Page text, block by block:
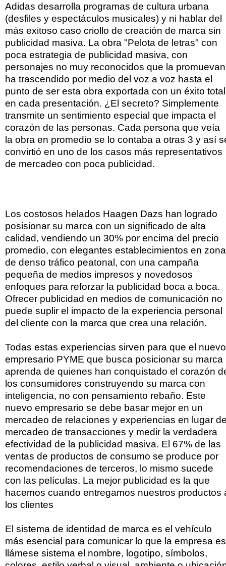
Adidas desarrolla programas de cultura urbana
(desfiles y espectáculos musicales) y ni hablar del
más exitoso caso criollo de creación de marca sin
publicidad masiva. La obra "Pelota de letras" con
poca estrategia de publicidad masiva, con
personajes no muy reconocidos que la promuevan
ha trascendido por medio del voz a voz hasta el
punto de ser esta obra exportada con un éxito total
en cada presentación. ¿El secreto? Simplemente
transmite un sentimiento especial que impacta el
corazón de las personas. Cada persona que veía
la obra en promedio se lo contaba a otras 3 y así
convirtió en uno de los casos más representativos
de mercadeo con poca publicidad.
Los costosos helados Haagen Dazs han logrado
posisionar su marca con un significado de alta
calidad, vendiendo un 30% por encima del precio
promedio, con elegantes establecimientos en
de denso tráfico peatonal, con una campaña
pequeña de medios impresos y novedosos
enfoques para reforzar la publicidad boca a boca.
Ofrecer publicidad en medios de comunicación no
puede suplir el impacto de la experiencia personal
del cliente con la marca que crea una relación.
Todas estas experiencias sirven para que el nuevo
empresario PYME que busca posicionar su marca
aprenda de quienes han conquistado el corazón
los consumidores construyendo su marca con
inteligencia, no con pensamiento rebaño. Este
nuevo empresario se debe basar mejor en un
mercadeo de relaciones y experiencias en lugar
mercadeo de transacciones y medir la verdadera
efectividad de la publicidad masiva. El 67% de las
ventas de productos de consumo se produce por
recomendaciones de terceros, lo mismo sucede
con las películas. La mejor publicidad es la que
hacemos cuando entregamos nuestros productos
los clientes
El sistema de identidad de marca es el vehículo
más esencial para comunicar lo que la empresa
llámese sistema el nombre, logotipo, símbolos,